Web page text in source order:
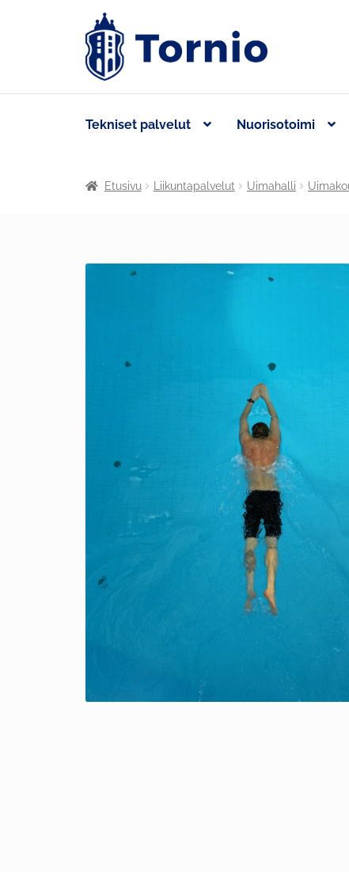
Tekniset palvelut Nuorisotoimi
Etusivu Liikuntapalvelut Uimahalli